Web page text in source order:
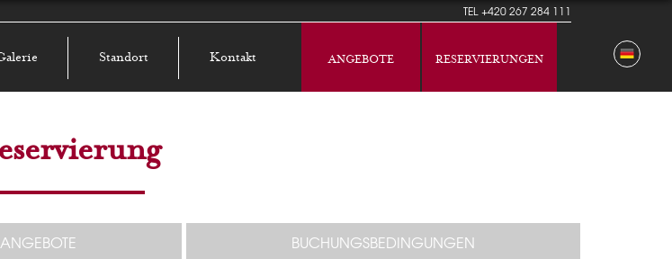
TEL+420 267 284 111
Standort Kontakt ANGEBOTE RESERVIERUNGEN
ANGEBOTE BUCHUNGSBEDINGUNGEN